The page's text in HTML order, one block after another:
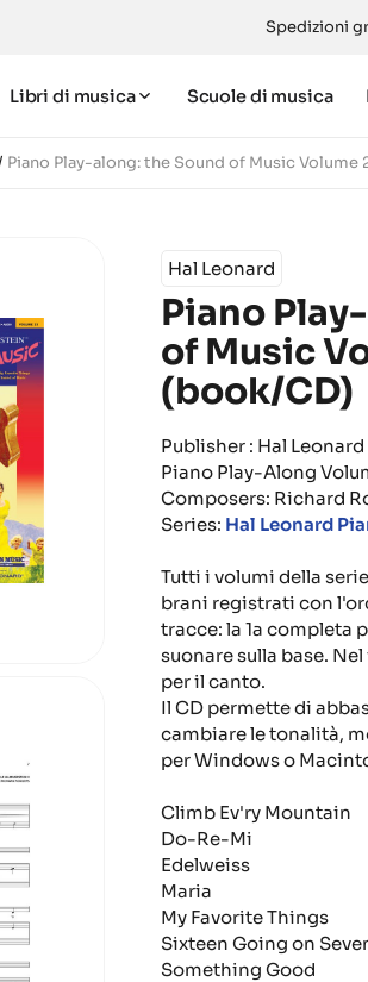
Spedizioni
Libri di musica Scuole di musica
Piano Play-along: the Sound of Music Volume
Hal Leonard
Piano
of Music
(book/CD)
Publisher : Hal Leonard
Piano Play-Along
Composers: Richard
Series: Hal Leonard
Tutti i volumi della
brani registrati con
tracce: la 1a completa
suonare sulla base.
per il canto.
Il CD permette di
cambiare le tonalità,
per Windows o
Climb Ev'ry Mountain
Do-Re-Mi
Edelweiss
Maria
My Favorite Things
Sixteen Going on
Something Good